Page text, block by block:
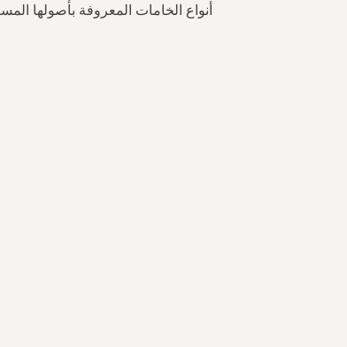
أنواع الخامات المعروفة بأصولها